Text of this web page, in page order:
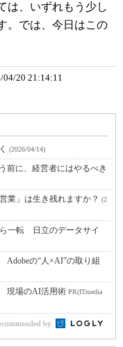
は、いずれもう少し
。では、今日はこの
04/20 21:14:11
(2026/04/14)
前に、経営者にはやるべき
業」は生き残れますか？ (2
一転 日立のデータサイ
の“人×AI”の取り組
現場のAI活用術 PR(ITmedia
by